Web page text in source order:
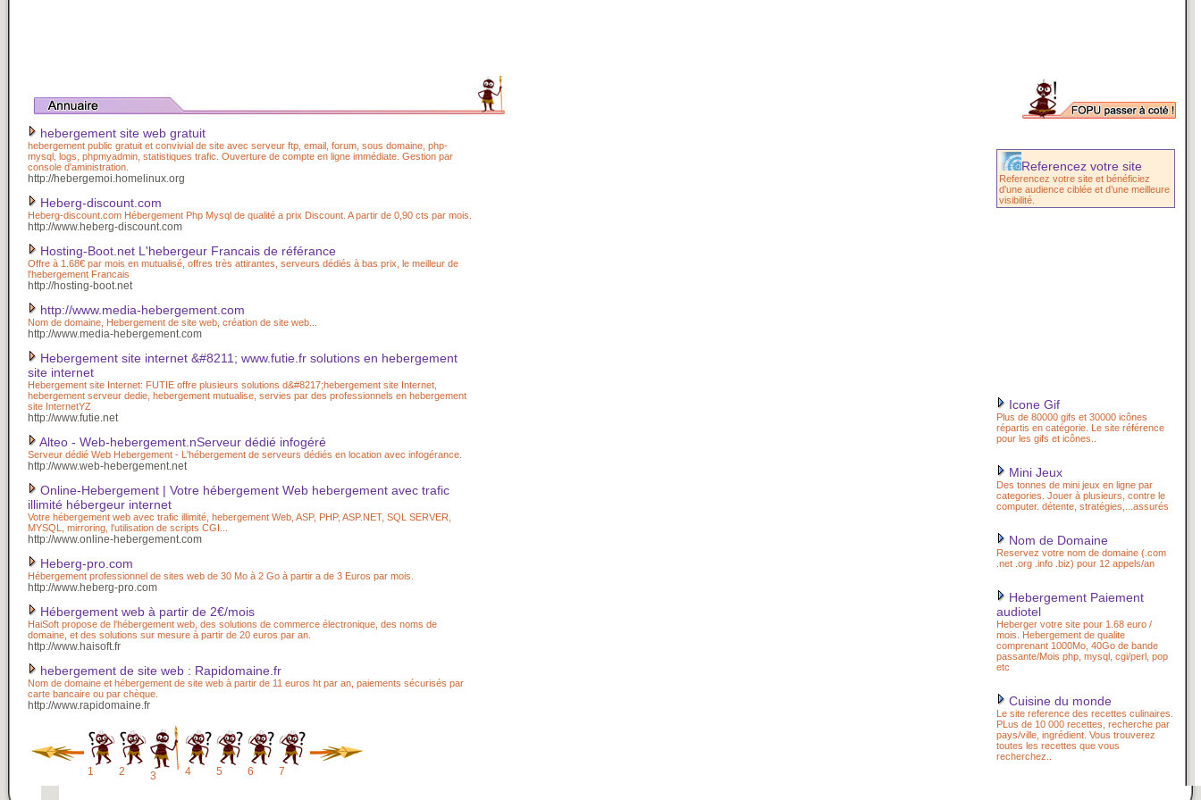
hebergement site web gratuit
hebergement public gratuit et convivial de site avec serveur ftp, email, forum, sous domaine, php-
mysql, logs, phpmyadmin, statistiques trafic. Ouverture de compte en ligne immédiate. Gestion par
console d'aministration.
http://hebergemoi.homelinux.org
Heberg-discount.com
Heberg-discount.com Hébergement Php Mysql de qualité a prix Discount. A partir de 0,90 cts par mois.
http://www.heberg-discount.com
Hosting-Boot.net L'hebergeur Francais de référance
Offre à 1.68€ par mois en mutualisé, offres très attirantes, serveurs dédiés à bas prix, le meilleur de
l'hebergement Francais
http://hosting-boot.net
http://www.media-hebergement.com
Nom de domaine, Hebergement de site web, création de site web...
http://www.media-hebergement.com
Hebergement site internet &#8211; www.futie.fr solutions en hebergement
site internet
Hebergement site Internet: FUTIE offre plusieurs solutions d&#8217;hebergement site Internet,
hebergement serveur dedie, hebergement mutualise, servies par des professionnels en hebergement
site InternetYZ
http://www.futie.net
Alteo - Web-hebergement.nServeur dédié infogéré
Serveur dédié Web Hebergement - L'hébergement de serveurs dédiés en location avec infogérance.
http://www.web-hebergement.net
Online-Hebergement | Votre hébergement Web hebergement avec trafic
illimité hébergeur internet
Votre hébergement web avec trafic illimité, hebergement Web, ASP, PHP, ASP.NET, SQL SERVER,
MYSQL, mirroring, l'utilisation de scripts CGI...
http://www.online-hebergement.com
Heberg-pro.com
Hébergement professionnel de sites web de 30 Mo à 2 Go à partir a de 3 Euros par mois.
http://www.heberg-pro.com
Hébergement web à partir de 2€/mois
HaiSoft propose de l'hébergement web, des solutions de commerce électronique, des noms de
domaine, et des solutions sur mesure à partir de 20 euros par an.
http://www.haisoft.fr
hebergement de site web : Rapidomaine.fr
Nom de domaine et hébergement de site web à partir de 11 euros ht par an, paiements sécurisés par
carte bancaire ou par chèque.
http://www.rapidomaine.fr
1 2 3 4 5 6 7
Referencez votre site
Referencez votre site et bénéficiez
d'une audience ciblée et d’une meilleure
visibilité.
Icone Gif
Plus de 80000 gifs et 30000 icônes
répartis en catégorie. Le site référence
pour les gifs et icônes..
Mini Jeux
Des tonnes de mini jeux en ligne par
categories. Jouer à plusieurs, contre le
computer. détente, stratégies,...assurés
Nom de Domaine
Reservez votre nom de domaine (.com
.net .org .info .biz) pour 12 appels/an
Hebergement Paiement
audiotel
Heberger votre site pour 1.68 euro /
mois. Hebergement de qualite
comprenant 1000Mo, 40Go de bande
passante/Mois php, mysql, cgi/perl, pop
etc
Cuisine du monde
Le site reference des recettes culinaires.
PLus de 10 000 recettes, recherche par
pays/ville, ingrédient. Vous trouverez
toutes les recettes que vous
recherchez..